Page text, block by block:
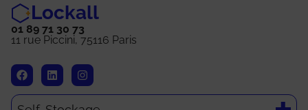
Lockall
01 89 71 30 73
11 rue Piccini, 75116 Paris